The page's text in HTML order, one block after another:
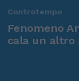
Controtempo
Fenomeno
cala un altro